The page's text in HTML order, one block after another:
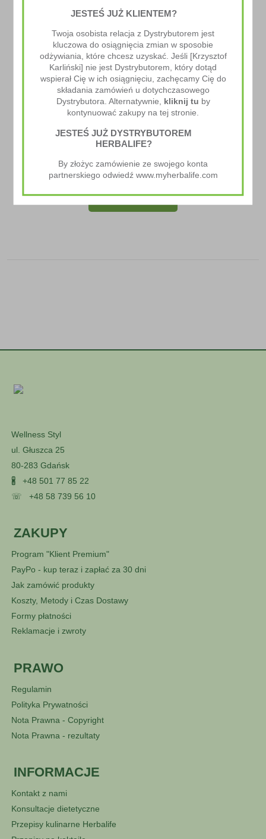
Herbalife SKIN Serum Wygładzające Zmarszczki
320.00zł
Wellness Styl
ul. Głuszca 25
80-283 Gdańsk
🖁 +48 501 77 85 22
☏ +48 58 739 56 10
ZAKUPY
Program "Klient Premium"
PayPo - kup teraz i zapłać za 30 dni
Jak zamówić produkty
Koszty, Metody i Czas Dostawy
Formy płatności
Reklamacje i zwroty
PRAWO
Regulamin
Polityka Prywatności
Nota Prawna - Copyright
Nota Prawna - rezultaty
INFORMACJE
Kontakt z nami
Konsultacje dietetyczne
Przepisy kulinarne Herbalife
JESTEŚ JUŻ KLIENTEM?
Twoja osobista relacja z Dystrybutorem jest
kluczowa do osiągnięcia zmian w sposobie
odżywiania, które chcesz uzyskać. Jeśli [Krzysztof
Karliński] nie jest Dystrybutorem, który dotąd
wspierał Cię w ich osiągnięciu, zachęcamy Cię do
składania zamówień u dotychczasowego
Dystrybutora. Alternatywnie, kliknij tu by
kontynuować zakupy na tej stronie.
JESTEŚ JUŻ DYSTRYBUTOREM
HERBALIFE?
By złożyc zamówienie ze swojego konta
partnerskiego odwiedź www.myherbalife.com